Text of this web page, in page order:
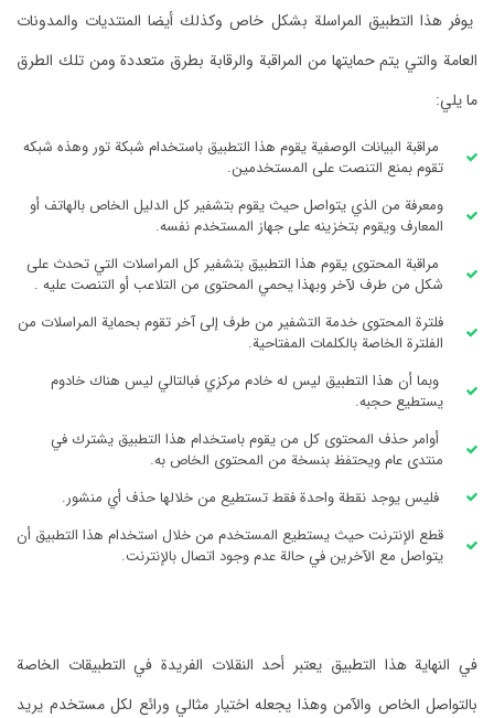
يوفر هذا التطبيق المراسلة بشكل خاص وكذلك أيضا المنتديات والمدونات
العامة والتي يتم حمايتها من المراقبة والرقابة بطرق متعددة ومن تلك الطرق
ما يلي:
مراقبة البيانات الوصفية يقوم هذا التطبيق باستخدام شبكة تور وهذه شبكه
تقوم بمنع التنصت على المستخدمين.
ومعرفة من الذي يتواصل حيث يقوم بتشفير كل الدليل الخاص بالهاتف أو
المعارف ويقوم بتخزينه على جهاز المستخدم نفسه.
مراقبة المحتوى يقوم هذا التطبيق بتشفير كل المراسلات التي تحدث على
شكل من طرف لآخر وبهذا يحمي المحتوى من التلاعب أو التنصت عليه .
فلترة المحتوى خدمة التشفير من طرف إلى آخر تقوم بحماية المراسلات من
الفلترة الخاصة بالكلمات المفتاحية.
وبما أن هذا التطبيق ليس له خادم مركزي فبالتالي ليس هناك خادوم
يستطيع حجبه.
أوامر حذف المحتوى كل من يقوم باستخدام هذا التطبيق يشترك في
منتدى عام ويحتفظ بنسخة من المحتوى الخاص به.
فليس يوجد نقطة واحدة فقط تستطيع من خلالها حذف أي منشور.
قطع الإنترنت حيث يستطيع المستخدم من خلال استخدام هذا التطبيق أن
يتواصل مع الآخرين في حالة عدم وجود اتصال بالإنترنت.
في النهاية هذا التطبيق يعتبر أحد النقلات الفريدة في التطبيقات الخاصة
بالتواصل الخاص والآمن وهذا يجعله اختيار مثالي ورائع لكل مستخدم يريد